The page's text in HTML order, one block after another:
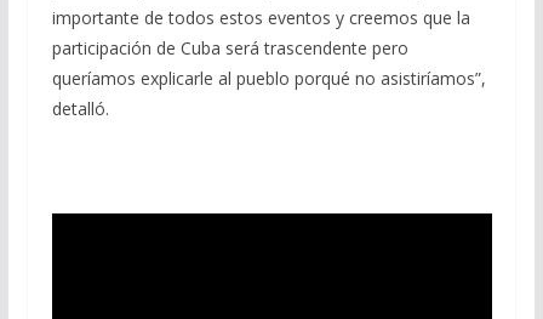
importante de todos estos eventos y creemos que la
participación de Cuba será trascendente pero
queríamos explicarle al pueblo porqué no asistiríamos”,
detalló.